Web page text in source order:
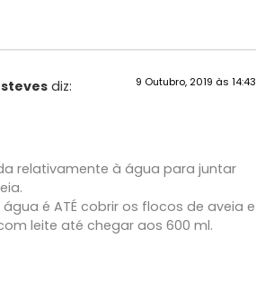
diz: 9 Outubro, 2019 às 14:43
relativamente à água para juntar
é ATÉ cobrir os flocos de aveia e
leite até chegar aos 600 ml.